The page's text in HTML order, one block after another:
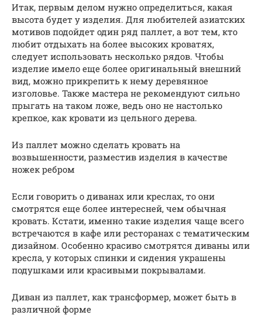
Итак, первым делом нужно определиться, какая
высота будет у изделия. Для любителей азиатских
мотивов подойдет один ряд паллет, а вот тем, кто
любит отдыхать на более высоких кроватях,
следует использовать несколько рядов. Чтобы
изделие имело еще более оригинальный внешний
вид, можно прикрепить к нему деревянное
изголовье. Также мастера не рекомендуют сильно
прыгать на таком ложе, ведь оно не настолько
крепкое, как кровати из цельного дерева.
Из паллет можно сделать кровать на
возвышенности, разместив изделия в качестве
ножек ребром
Если говорить о диванах или креслах, то они
смотрятся еще более интересней, чем обычная
кровать. Кстати, именно такие изделия чаще всего
встречаются в кафе или ресторанах с тематическим
дизайном. Особенно красиво смотрятся диваны или
кресла, у которых спинки и сидения украшены
подушками или красивыми покрывалами.
Диван из паллет, как трансформер, может быть в
различной форме